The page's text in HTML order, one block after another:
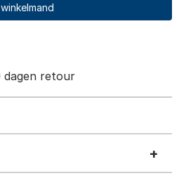
dagen retour